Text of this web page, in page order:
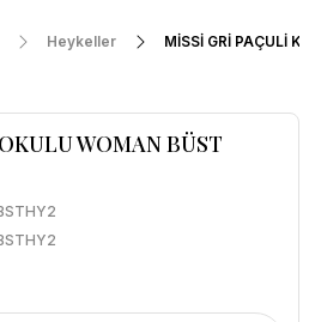
Heykeller MİSSİ GRİ PAÇULİ
WOMAN BÜST